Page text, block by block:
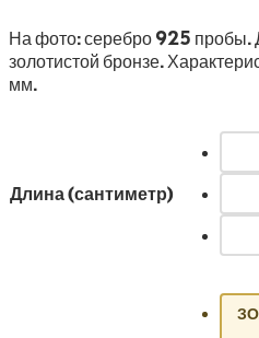
На фото: серебро 925 пробы.
золотистой бронзе.
мм.
Длина (сантиметр)